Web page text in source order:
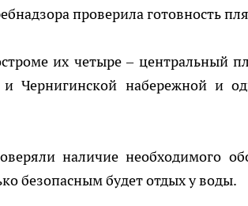
проверила готовность
их четыре – центральный
Чернигинской набережной и
наличие необходимого
безопасным будет отдых у воды.